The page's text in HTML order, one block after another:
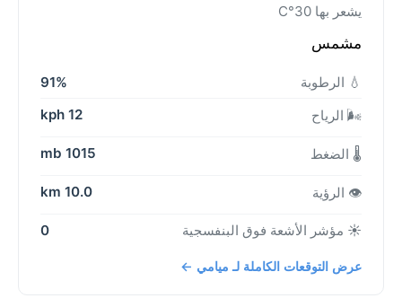
يشعر بها 30°C
مشمس
💧 الرطوبة
91%
🌬️ الرياح
12 kph
🌡️ الضغط 1015 mb
👁️ الرؤية 10.0 km
☀️ مؤشر الأشعة فوق البنفسجية 0
عرض التوقعات الكاملة لـ ميامي ←